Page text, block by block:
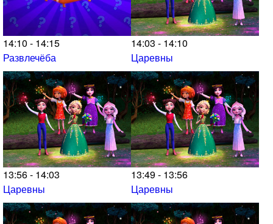
14:10 - 14:15
Развлечёба
14:03 - 14:10
Царевны
13:56 - 14:03
Царевны
13:49 - 13:56
Царевны